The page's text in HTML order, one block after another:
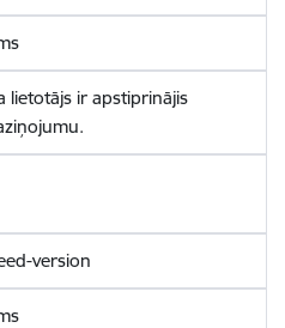
lietotājs ir apstiprinājis
version